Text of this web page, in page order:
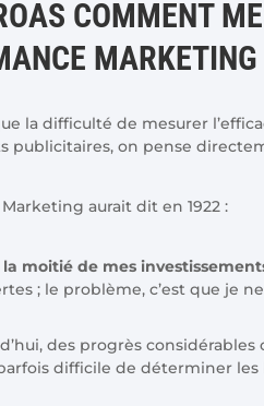
COMMENT
MARKETING
la difficulté de mesurer
publicitaires, on pense
aurait dit en 1922 :
la moitié de mes
; le problème, c’est que je
des progrès
difficile de déterminer